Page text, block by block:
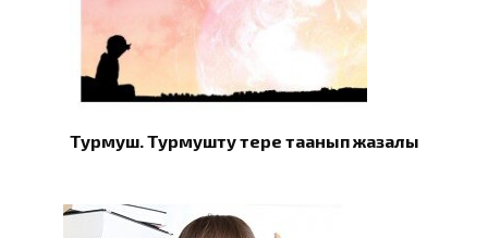
Турмуш. Турмушту терең таанып жазалы